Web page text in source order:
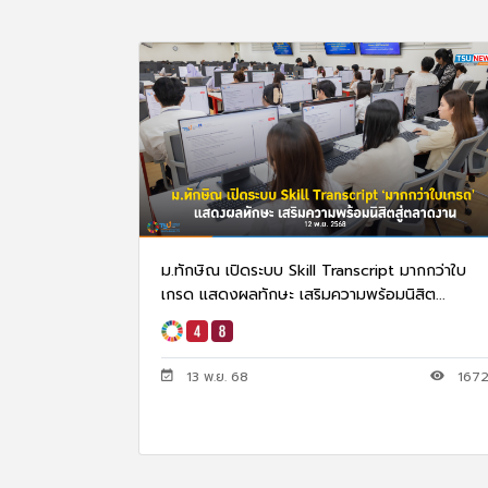
ม.ทักษิณ เปิดระบบ Skill Transcript มากกว่าใบ
เกรด แสดงผลทักษะ เสริมความพร้อมนิสิต...
13 พ.ย. 68